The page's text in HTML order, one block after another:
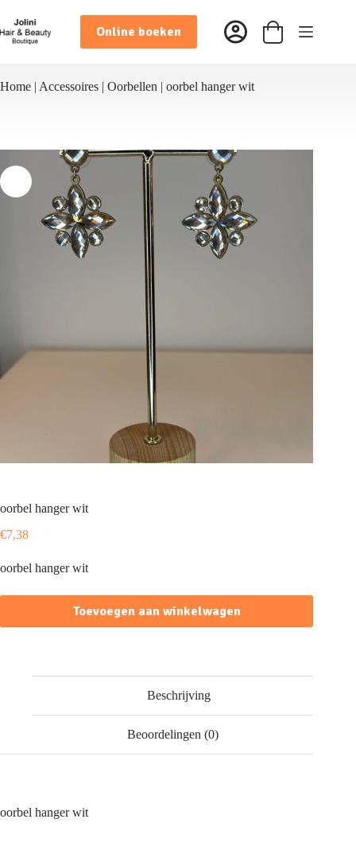
naar
de
inhoud
Online boeken Winkelwagen
Home | Accessoires | Oorbellen | oorbel hanger wit
oorbel hanger wit
€7,38
oorbel hanger wit
Toevoegen aan winkelwagen
Beschrijving
Beoordelingen (0)
oorbel hanger wit